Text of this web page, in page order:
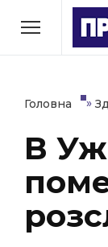
Економіка
Політика
Головна »
В